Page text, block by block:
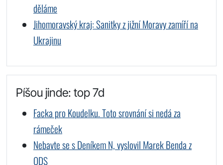
děláme
Jihomoravský kraj: Sanitky z jižní Moravy zamíří na
Ukrajinu
Píšou jinde: top 7d
Facka pro Koudelku. Toto srovnání si nedá za
rámeček
Nebavte se s Deníkem N, vyslovil Marek Benda z
ODS